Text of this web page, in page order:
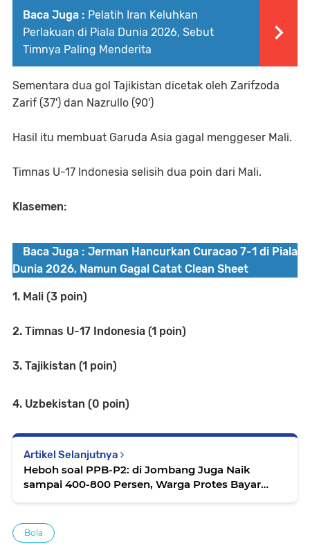
Baca Juga : Pelatih Iran Keluhkan
Perlakuan di Piala Dunia 2026, Sebut
Timnya Paling Menderita
Sementara dua gol Tajikistan dicetak oleh Zarifzoda
Zarif (37') dan Nazrullo (90')
Hasil itu membuat Garuda Asia gagal menggeser Mali.
Timnas U-17 Indonesia selisih dua poin dari Mali.
Klasemen:
Baca Juga : Jerman Hancurkan Curacao 7-1 di Piala
Dunia 2026, Namun Gagal Catat Clean Sheet
1. Mali (3 poin)
2. Timnas U-17 Indonesia (1 poin)
3. Tajikistan (1 poin)
4. Uzbekistan (0 poin)
Artikel Selanjutnya
Heboh soal PPB-P2: di Jombang Juga Naik
sampai 400-800 Persen, Warga Protes Bayar
Bola